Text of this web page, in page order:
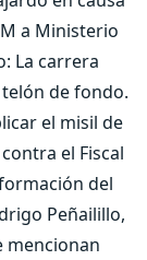
a Ministerio
La carrera
telón de fondo.
el misil de
el Fiscal
del
Peñailillo,
mencionan